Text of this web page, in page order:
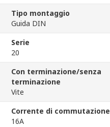
Tipo montaggio
Guida DIN
Serie
20
Con terminazione/senza
terminazione
Vite
Corrente di commutazione
16A